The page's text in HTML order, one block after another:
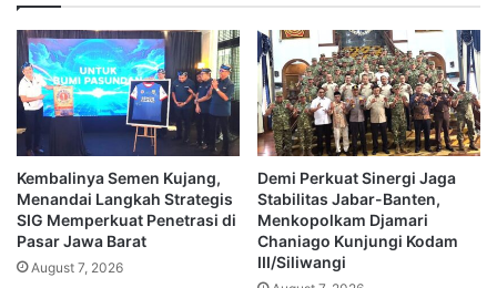
Kembalinya Semen Kujang,
Menandai Langkah Strategis
SIG Memperkuat Penetrasi di
Pasar Jawa Barat
August 7, 2026
Demi Perkuat Sinergi Jaga
Stabilitas Jabar-Banten,
Menkopolkam Djamari
Chaniago Kunjungi Kodam
III/Siliwangi